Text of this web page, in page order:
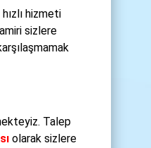
hizmeti
sizlere
Talep
olarak sizlere